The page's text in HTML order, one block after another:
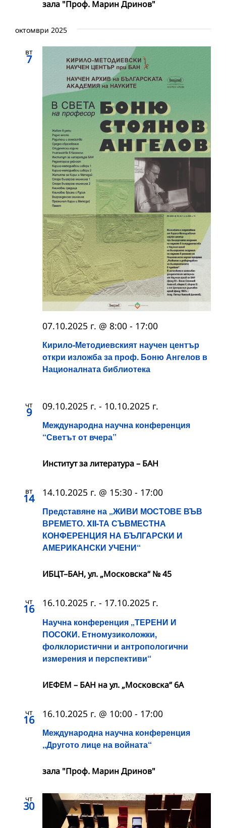
зала "Проф. Марин Дринов"
октомври 2025
вт
7
Кирило-Методиевският научен център
откри изложба за проф. Боню Ангелов в
Националната библиотека
07.10.2025 г. @ 8:00 - 17:00
чт
9
Международна научна конференция
“Светът от вчера”
09.10.2025 г. - 10.10.2025 г.
Институт за литература – БАН
вт
14
Представяне на „ЖИВИ МОСТОВЕ ВЪВ
ВРЕМЕТО. XII-ТА СЪВМЕСТНА
КОНФЕРЕНЦИЯ НА БЪЛГАРСКИ И
АМЕРИКАНСКИ УЧЕНИ“
14.10.2025 г. @ 15:30 - 17:00
ИБЦТ–БАН, ул. „Московска“ № 45
чт
16
Научна конференция „ТЕРЕНИ И
ПОСОКИ. Етномузиколожки,
фолклористични и антропологични
измерения и перспективи“
16.10.2025 г. - 17.10.2025 г.
ИЕФЕМ – БАН на ул. „Московска“ 6A
чт
16
Международна научна конференция
„Другото лице на войната“
16.10.2025 г. @ 10:00 - 17:00
зала "Проф. Марин Дринов"
чт
30